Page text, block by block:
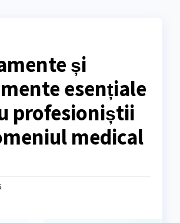
și
esențiale
profesioniștii
medical